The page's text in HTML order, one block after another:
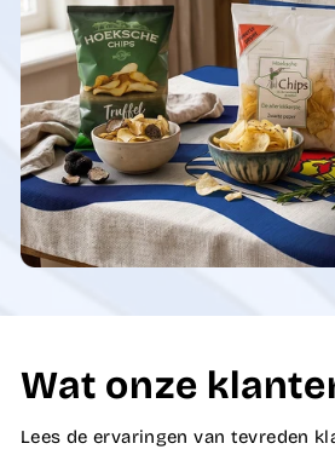
Wat onze
Lees de ervaringen van tevreden